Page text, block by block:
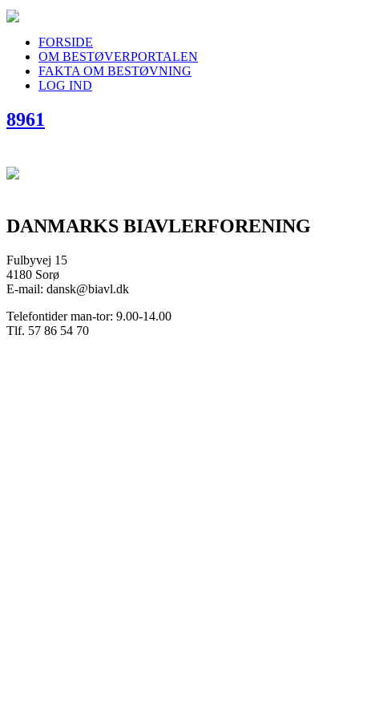
FORSIDE
OM BESTØVERPORTALEN
FAKTA OM BESTØVNING
LOG IND
8961
DANMARKS BIAVLERFORENING
Fulbyvej 15
4180 Sorø
E-mail: dansk@biavl.dk
Telefontider man-tor: 9.00-14.00
Tlf. 57 86 54 70